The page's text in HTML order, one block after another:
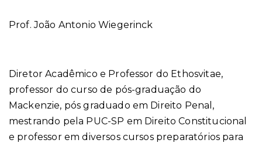
Prof. João Antonio Wiegerinck
Diretor Acadêmico e Professor do Ethosvitae,
professor do curso de pós-graduação do
Mackenzie, pós graduado em Direito Penal,
mestrando pela PUC-SP em Direito Constitucional
e professor em diversos cursos preparatórios para